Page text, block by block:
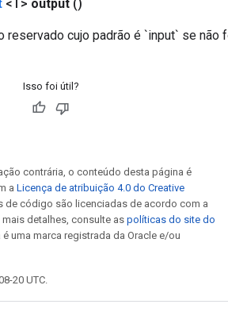
<T> output ()
reservado cujo padrão é `input` se não
Isso foi útil?
contrária, o conteúdo desta página é
a Licença de atribuição 4.0 do Creative
de código são licenciadas de acordo com a
mais detalhes, consulte as políticas do site do
é uma marca registrada da Oracle e/ou
20 UTC.